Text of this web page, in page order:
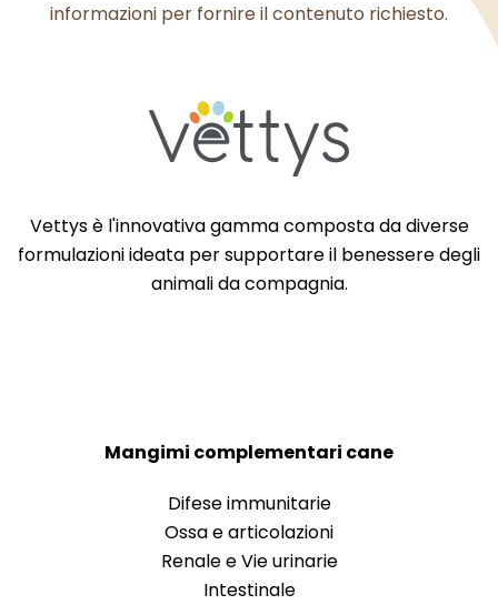
informazioni per fornire il contenuto richiesto.
Vettys è l'innovativa gamma composta da diverse
formulazioni ideata per supportare il benessere degli
animali da compagnia.
Mangimi complementari cane
Difese immunitarie
Ossa e articolazioni
Renale e Vie urinarie
Intestinale